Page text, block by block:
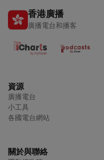
香港廣播
廣播電台和播客
資源
廣播電台
小工具
各國電台網站
關於與聯絡